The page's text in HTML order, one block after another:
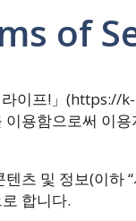
of
이프!」(https://
용함으로써 이
츠 및 정보(이하
합니다.